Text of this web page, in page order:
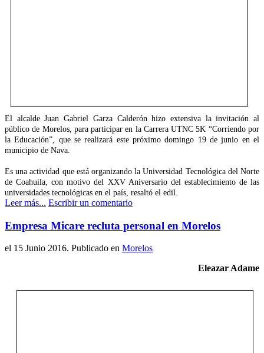
El alcalde Juan Gabriel Garza Calderón hizo extensiva la invitación al
público de Morelos, para participar en la Carrera UTNC 5K “Corriendo por
la Educación”, que se realizará este próximo domingo 19 de junio en el
municipio de Nava.
Es una actividad que está organizando la Universidad Tecnológica del Norte
de Coahuila, con motivo del XXV Aniversario del establecimiento de las
universidades tecnológicas en el país, resaltó el edil.
Leer más... Escribir un comentario
Empresa Micare recluta personal en Morelos
el 15 Junio 2016. Publicado en Morelos
Eleazar Adame